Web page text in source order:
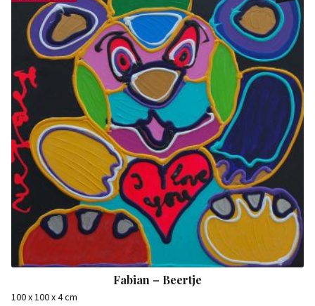
Fabian – Beertje
100 x 100 x 4 cm